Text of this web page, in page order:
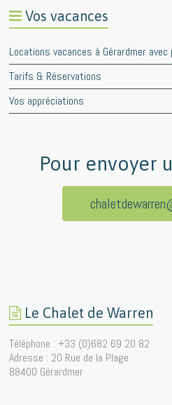
Vos vacances
Locations vacances à Gérardmer avec
Tarifs & Réservations
Vos appréciations
Pour envoyer
Le Chalet de Warren
Téléphone : +33 (0)682 69 20 82
Adresse : 20 Rue de la Plage
88400 Gérardmer